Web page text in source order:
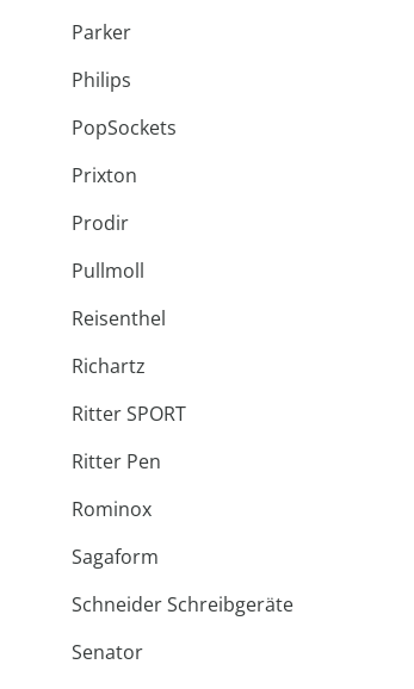
Parker
Philips
PopSockets
Prixton
Prodir
Pullmoll
Reisenthel
Richartz
Ritter SPORT
Ritter Pen
Rominox
Sagaform
Schneider Schreibgeräte
Senator